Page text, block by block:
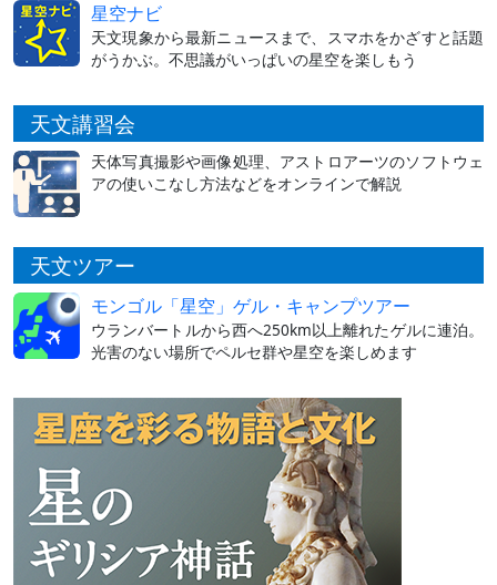
星空ナビ
天文現象から最新ニュースまで、スマホをかざすと話題
がうかぶ。不思議がいっぱいの星空を楽しもう
天文講習会
天体写真撮影や画像処理、アストロアーツのソフトウェ
アの使いこなし方法などをオンラインで解説
天文ツアー
モンゴル「星空」ゲル・キャンプツアー
ウランバートルから西へ250km以上離れたゲルに連泊。
光害のない場所でペルセ群や星空を楽しめます